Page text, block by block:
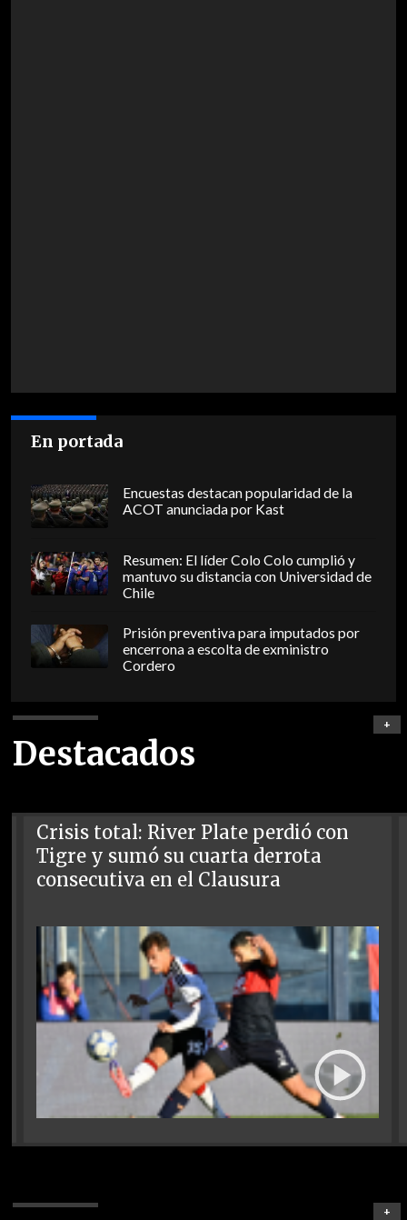
En portada
Encuestas destacan popularidad de la
ACOT anunciada por Kast
Resumen: El líder Colo Colo cumplió y
mantuvo su distancia con Universidad de
Chile
Prisión preventiva para imputados por
encerrona a escolta de exministro
Cordero
Destacados
+
Crisis total: River Plate perdió con
Tigre y sumó su cuarta derrota
consecutiva en el Clausura
+